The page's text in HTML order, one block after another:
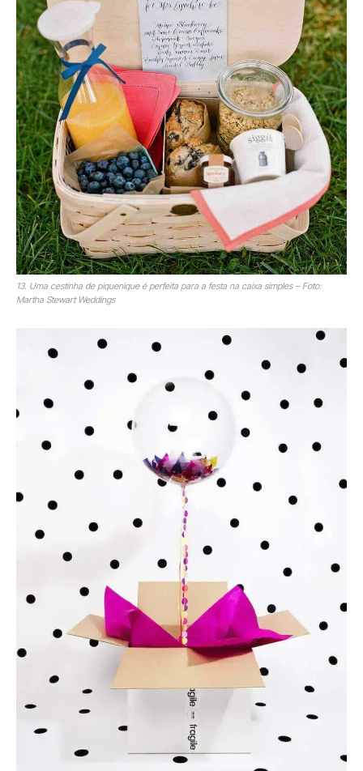
13. Uma cestinha de piquenique é perfeita para a festa na caixa simples – Foto:
Martha Stewart Weddings